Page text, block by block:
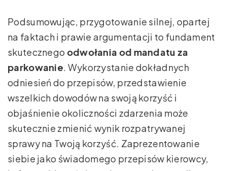
Podsumowując, przygotowanie silnej, opartej
na faktach i prawie argumentacji to fundament
skutecznego odwołania od mandatu za
parkowanie. Wykorzystanie dokładnych
odniesień do przepisów, przedstawienie
wszelkich dowodów na swoją korzyść i
objaśnienie okoliczności zdarzenia może
skutecznie zmienić wynik rozpatrywanej
sprawy na Twoją korzyść. Zaprezentowanie
siebie jako świadomego przepisów kierowcy,